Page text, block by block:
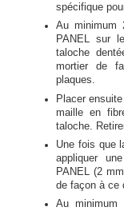
spécifique
Au minimum
PANEL sur
taloche
mortier de
plaques.
Placer
maille en
taloche.
Une fois que
appliquer
PANEL (2
de façon à ce
Au minimum